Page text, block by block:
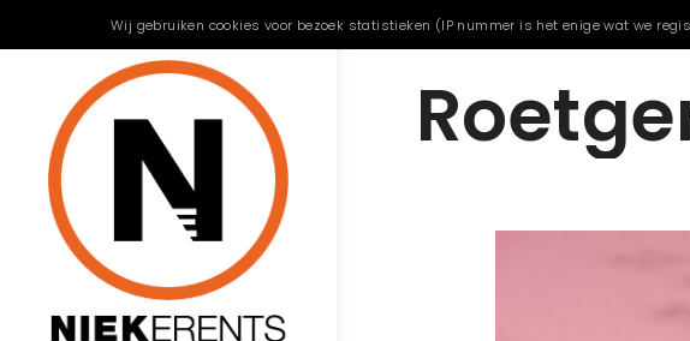
Wij gebruiken cookies voor bezoek statistieken (IP nummer is het enige wat we